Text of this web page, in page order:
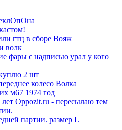
гтц в сборе Вояж
волк
фары с надписью урал у кого
2 шт
колесо Волка
м67 1974 год
Oppozit.ru - пересылаю тем
партии. размер L